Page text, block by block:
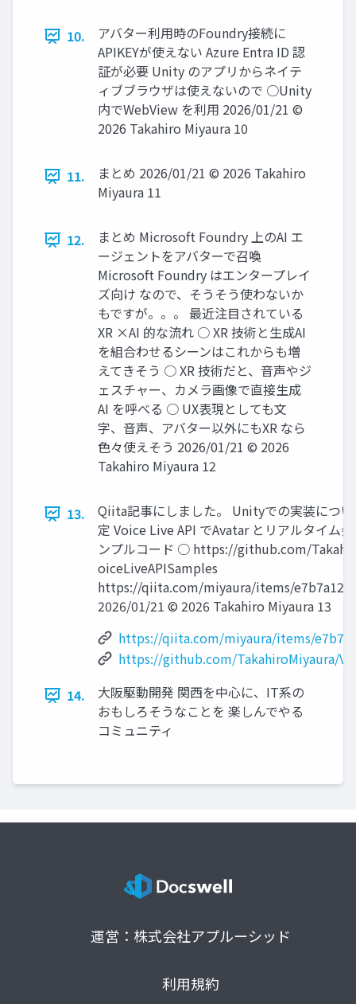
10.
アバター利用時のFoundry接続に
APIKEYが使えない Azure Entra ID 認
証が必要 Unity のアプリからネイテ
ィブブラウザは使えないので ○Unity
内でWebView を利用 2026/01/21 ©
2026 Takahiro Miyaura 10
11.
まとめ 2026/01/21 © 2026 Takahiro
Miyaura 11
12.
まとめ Microsoft Foundry 上のAI エ
ージェントをアバターで召喚
Microsoft Foundry はエンタープレイ
ズ向け なので、そうそう使わないか
もですが。。。 最近注目されている
XR ×AI 的な流れ ○ XR 技術と生成AI
を組合わせるシーンはこれからも増
えてきそう ○ XR 技術だと、音声やジ
ェスチャー、カメラ画像で直接生成
AI を呼べる ○ UX表現としても文
字、音声、アバター以外にもXR なら
色々使えそう 2026/01/21 © 2026
Takahiro Miyaura 12
13.
Qiita記事にしました。 Unityでの実装につ
定 Voice Live API でAvatar とリアルタイム
ンプルコード ○ https://github.com/
oiceLiveAPISamples
https://qiita.com/miyaura/items/
2026/01/21 © 2026 Takahiro Miyaura 13
https://qiita.com/miyaura/items/
https://github.com/TakahiroMiyaura/V
14.
大阪駆動開発 関西を中心に、IT系の
おもしろそうなことを 楽しんでやる
コミュニティ
運営：株式会社アプルーシッド
利用規約